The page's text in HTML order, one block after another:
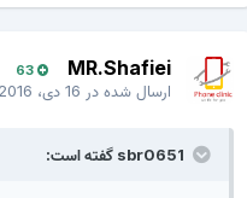
MR.Shafiei
63
ارسال شده در16 دی، 2016
sbr0651 گفته است: